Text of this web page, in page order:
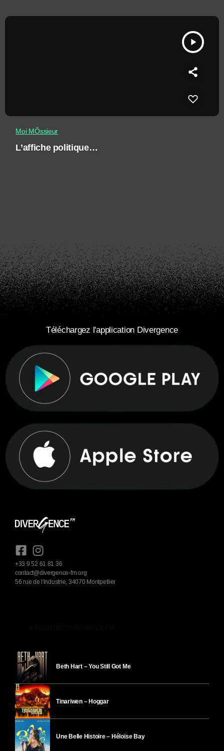
play_arrow
Moi MÔssieur
L’affiche politique…
Téléchargez l'application Divergence
+33 9 52 61 81 36
contact@divergence-fm.org
56 rue de l'industrie, 34070 Montpellier
Beth Hart – You Still Got Me
Tinariwen – Hoggar
Une Belle Histoire – Héloïse Bay